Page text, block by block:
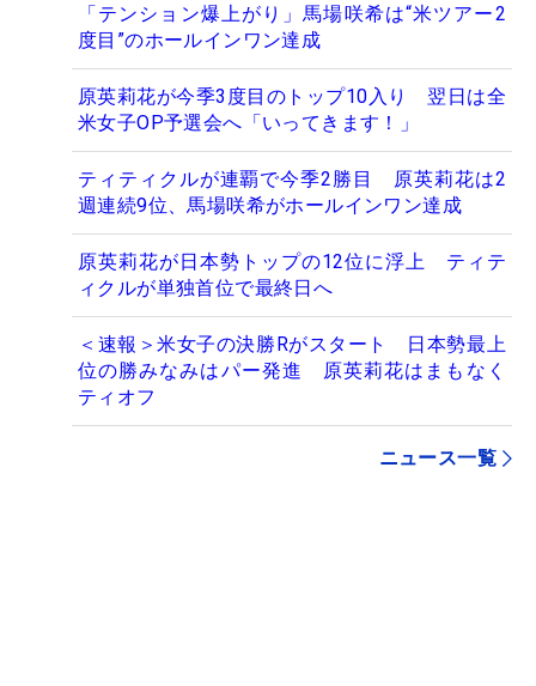
「テンション爆上がり」馬場咲希は“米ツアー2
度目”のホールインワン達成
原英莉花が今季3度目のトップ10入り 翌日は全
米女子OP予選会へ「いってきます！」
ティティクルが連覇で今季2勝目 原英莉花は2
週連続9位、馬場咲希がホールインワン達成
原英莉花が日本勢トップの12位に浮上 ティテ
ィクルが単独首位で最終日へ
＜速報＞米女子の決勝Rがスタート 日本勢最上
位の勝みなみはパー発進 原英莉花はまもなく
ティオフ
ニュース一覧